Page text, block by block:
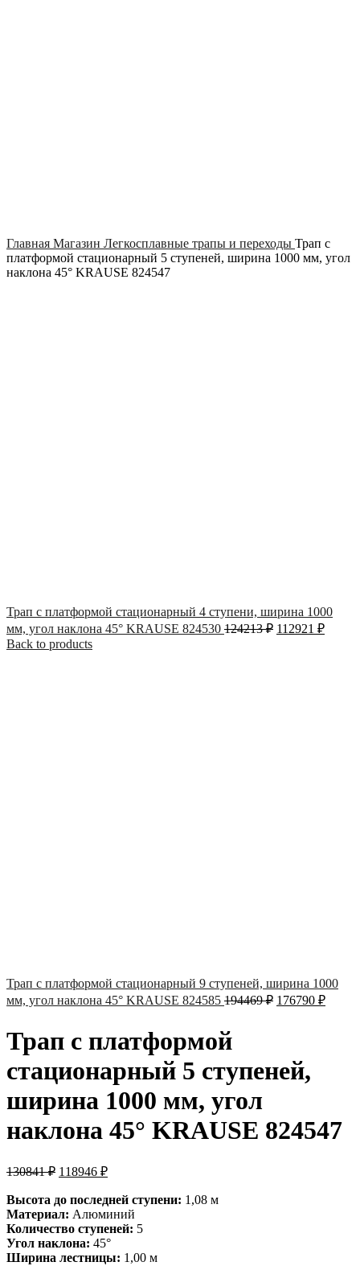
Главная Магазин Легкосплавные трапы и переходы Трап с
платформой стационарный 5 ступеней, ширина 1000 мм, угол
наклона 45° KRAUSE 824547
Трап с платформой стационарный 4 ступени, ширина 1000
мм, угол наклона 45° KRAUSE 824530 124213₽ 112921 ₽
Back to products
Трап с платформой стационарный 9 ступеней, ширина 1000
мм, угол наклона 45° KRAUSE 824585 194469₽ 176790 ₽
Трап с платформой
стационарный 5 ступеней,
ширина 1000 мм, угол
наклона 45° KRAUSE 824547
130841₽ 118946 ₽
Высота до последней ступени: 1,08 м
Материал: Алюминий
Количество ступеней: 5
Угол наклона: 45°
Ширина лестницы: 1,00 м